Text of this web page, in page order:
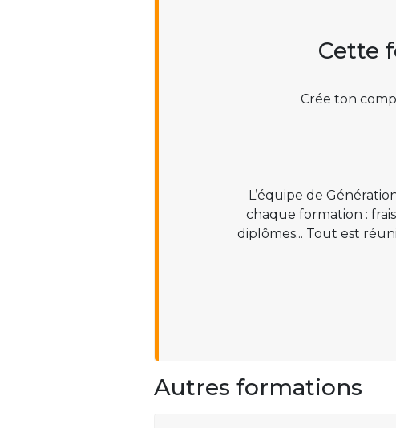
Cette
Crée ton
L’équipe de
chaque formation :
diplômes... Tout est
Autres formations